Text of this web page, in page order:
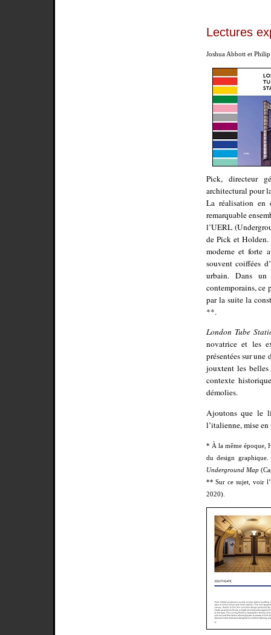
Lectures
Joshua Abbott et
Pick, directeur
architectural pour
La réalisation en
remarquable
l’UERL
de Pick et
moderne et forte
souvent coiffées
urbain. Dans un
contemporains, ce
par la suite la
**.
London Tube
novatrice et les
présentées sur
jouxtent les
contexte
démolies.
Ajoutons que le
l’italienne, mise
* À la même époque,
du design
Underground Map
** Sur ce sujet, voir
2020).